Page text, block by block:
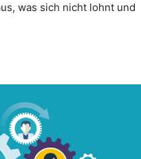
was sich nicht lohnt und